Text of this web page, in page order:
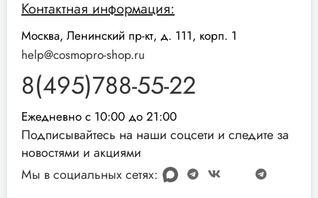
Контактная информация:
Москва, Ленинский пр-кт, д. 111, корп. 1
help@cosmopro-shop.ru
8(495)788-55-22
Ежедневно с 10:00 до 21:00
Подписывайтесь на наши соцсети и следите за
новостями и акциями
Мы в социальных сетях: